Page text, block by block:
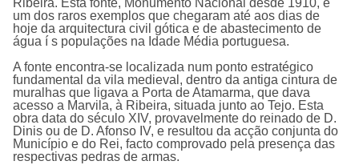
Ribeira. Esta fonte, Monumento Nacional desde 1910, é
um dos raros exemplos que chegaram até aos dias de
hoje da arquitectura civil gótica e de abastecimento de
água í s populações na Idade Média portuguesa.
A fonte encontra-se localizada num ponto estratégico
fundamental da vila medieval, dentro da antiga cintura de
muralhas que ligava a Porta de Atamarma, que dava
acesso a Marvila, à Ribeira, situada junto ao Tejo. Esta
obra data do século XIV, provavelmente do reinado de D.
Dinis ou de D. Afonso IV, e resultou da acção conjunta do
Municí­pio e do Rei, facto comprovado pela presença das
respectivas pedras de armas.